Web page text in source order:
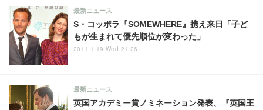
S・コッポラ『SOMEWHERE』携え来日「子ど
もが生まれて優先順位が変わった」
最新ニュース
2011.1.19 Wed 21:26
英国アカデミー賞ノミネーション発表、『英国王
最新ニュース